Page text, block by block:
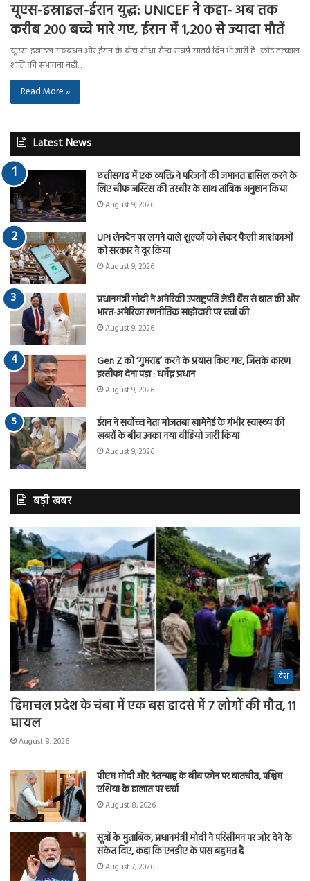
यूएस-इस्राइल-ईरान युद्ध: UNICEF ने कहा- अब तक
करीब 200 बच्चे मारे गए, ईरान में 1,200 से ज्यादा मौतें
यूएस-इस्राइल गठबंधन और ईरान के बीच सीधा सैन्य संघर्ष सातवें दिन भी जारी है। कोई तत्काल
शांति की संभावना नहीं…
Read More »
Latest News
छत्तीसगढ़ में एक व्यक्ति ने परिजनों की जमानत हासिल करने के
लिए चीफ जस्टिस की तस्वीर के साथ तांत्रिक अनुष्ठान किया
August 9, 2026
UPI लेनदेन पर लगने वाले शुल्कों को लेकर फैली आशंकाओं
को सरकार ने दूर किया
August 9, 2026
प्रधानमंत्री मोदी ने अमेरिकी उपराष्ट्रपति जेडी वैंस से बात की और
भारत-अमेरिका रणनीतिक साझेदारी पर चर्चा की
August 9, 2026
Gen Z को ‘गुमराह’ करने के प्रयास किए गए, जिसके कारण
इस्तीफा देना पड़ा : धर्मेंद्र प्रधान
August 9, 2026
ईरान ने सर्वोच्च नेता मोजतबा खामेनेई के गंभीर स्वास्थ्य की
खबरों के बीच उनका नया वीडियो जारी किया
August 9, 2026
बड़ी खबर
देश
हिमाचल प्रदेश के चंबा में एक बस हादसे में 7 लोगों की मौत, 11
घायल
August 8, 2026
पीएम मोदी और नेतन्याहू के बीच फोन पर बातचीत, पश्चिम
एशिया के हालात पर चर्चा
August 8, 2026
सूत्रों के मुताबिक, प्रधानमंत्री मोदी ने परिसीमन पर जोर देने के
संकेत दिए, कहा कि एनडीए के पास बहुमत है
August 7, 2026